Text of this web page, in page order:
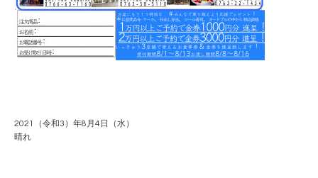
2021（令和3）年8月4日（水）
晴れ